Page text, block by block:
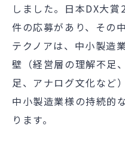
しました。日本DX大賞
件の応募があり、その
テ ク ノ アは、 中小製造
壁（経営層の理解不足
足、アナログ文化など
中小製造業様の持続的
ります。